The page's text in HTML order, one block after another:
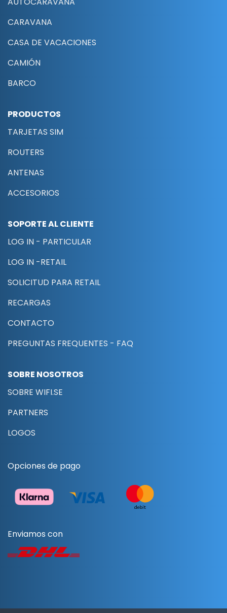
CARAVANA
CASA DE VACACIONES
CAMIÓN
BARCO
PRODUCTOS
TARJETAS SIM
ROUTERS
ANTENAS
ACCESORIOS
SOPORTE AL CLIENTE
LOG IN - PARTICULAR
LOG IN -RETAIL
SOLICITUD PARA RETAIL
RECARGAS
CONTACTO
PREGUNTAS FREQUENTES - FAQ
SOBRE NOSOTROS
SOBRE WIFI.SE
PARTNERS
LOGOS
Opciones de pago
Enviamos con